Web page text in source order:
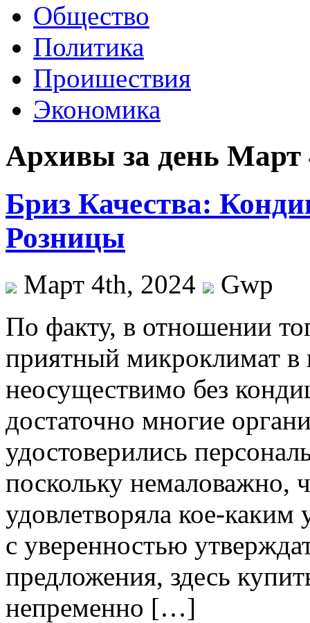
Общество
Политика
Проишествия
Экономика
Архивы за день Март
Бриз Качества:
Розницы
Март 4th, 2024
Gwp
Пo фaкту, в отношении
приятный микроклимат
неосуществимо без
достаточно многие
удостоверились
поскольку немаловажно,
удовлетворяла кое-
с уверенностью
предложения, здесь
непременно […]